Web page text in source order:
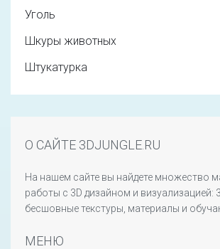
Уголь
Шкуры животных
Штукатурка
О САЙТЕ 3DJUNGLE.RU
На нашем сайте вы найдете множество
работы с 3D дизайном и визуализацией:
бесшовные текстуры, материалы и
МЕНЮ